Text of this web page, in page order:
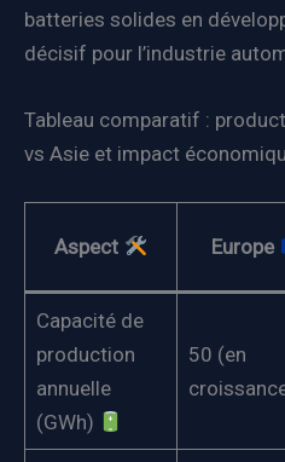
batteries solides en
décisif pour l’industrie
Tableau comparatif :
vs Asie et impact
Aspect Europe
Capacité de
production
annuelle
(GWh)
50 (en